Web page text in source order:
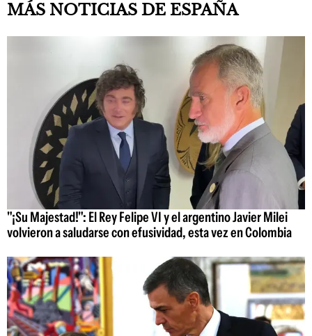
MÁS NOTICIAS DE ESPAÑA
"¡Su Majestad!": El Rey Felipe VI y el argentino Javier Milei
volvieron a saludarse con efusividad, esta vez en Colombia